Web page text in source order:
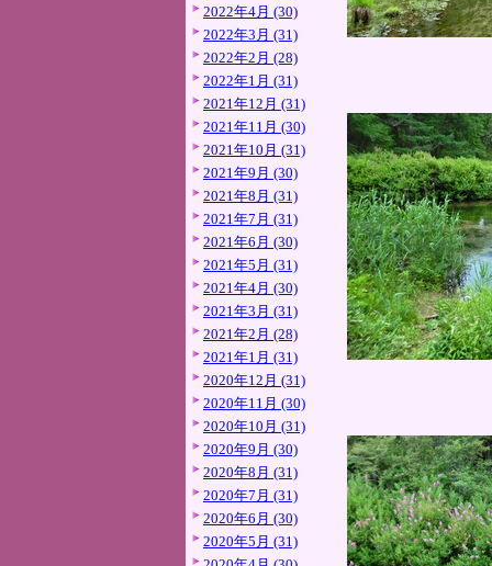
2022年4月 (30)
2022年3月 (31)
2022年2月 (28)
2022年1月 (31)
2021年12月 (31)
2021年11月 (30)
2021年10月 (31)
2021年9月 (30)
2021年8月 (31)
2021年7月 (31)
2021年6月 (30)
2021年5月 (31)
2021年4月 (30)
2021年3月 (31)
2021年2月 (28)
2021年1月 (31)
2020年12月 (31)
2020年11月 (30)
2020年10月 (31)
2020年9月 (30)
2020年8月 (31)
2020年7月 (31)
2020年6月 (30)
2020年5月 (31)